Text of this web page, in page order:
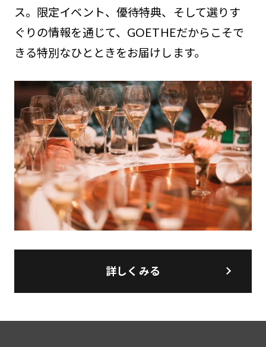
ス。限定イベント、優待特典、そして選りす
ぐりの情報を通じて、GOETHEだからこそで
きる特別なひとときをお届けします。
詳しくみる